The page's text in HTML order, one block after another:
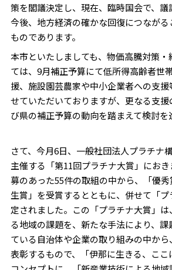
策を閣議決定し、現在、臨時国会で、議
今後、地方経済の確かな回復につなが
ものであります。
本市といたしましても、物価高騰対策
ては、9月補正予算にて低所得高齢者世
援、施設園芸農家や中小企業者への支
せていただいておりますが、更なる支
び県の補正予算の動向を踏まえて検討を
さて、今月6日、一般社団法人プラチナ
主催する「第11回プラチナ大賞」にお
募のあった55件の取組の中から、「優
生賞」を受賞するとともに、併せて「
定されました。この「プラチナ大賞」
る地域の課題を、新たな手法により、
ている自治体や企業の取り組みの中か
表彰するもので、「伊那に生きる、ここ